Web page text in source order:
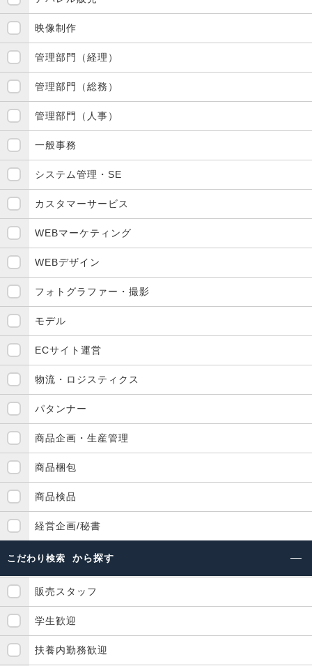
映像制作
管理部門（経理）
管理部門（総務）
管理部門（人事）
一般事務
システム管理・SE
カスタマーサービス
WEBマーケティング
WEBデザイン
フォトグラファー・撮影
モデル
ECサイト運営
物流・ロジスティクス
パタンナー
商品企画・生産管理
商品梱包
商品検品
経営企画/秘書
こだわり検索 から探す
販売スタッフ
学生歓迎
扶養内勤務歓迎